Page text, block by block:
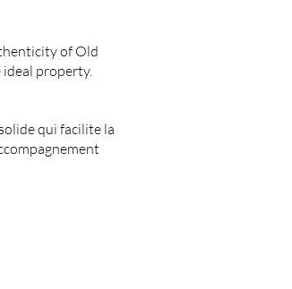
of Old
ideal property.
qui facilite la